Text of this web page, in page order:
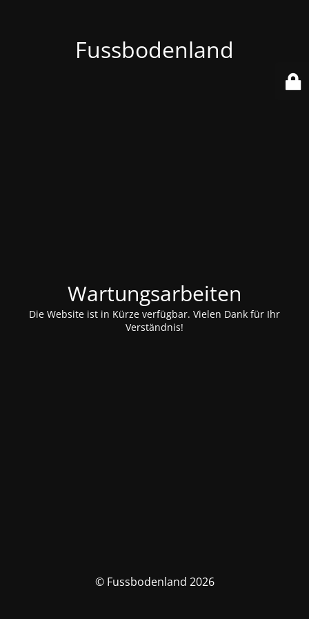
Fussbodenland
Wartungsarbeiten
Die Website ist in Kürze verfügbar. Vielen Dank für Ihr
Verständnis!
© Fussbodenland 2026